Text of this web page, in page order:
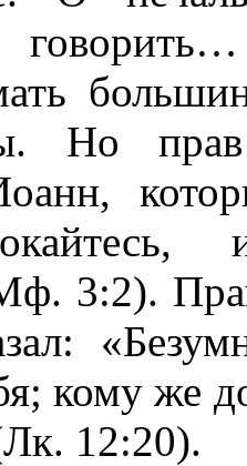
Но
3:2).
кому же
Лк. 12:20).